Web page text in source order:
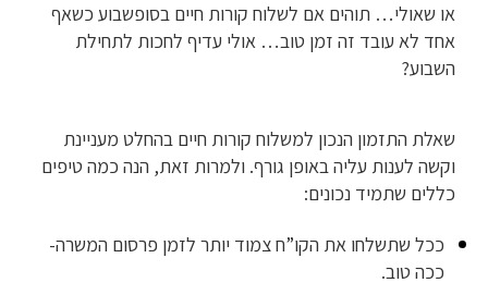
או שאולי… תוהים אם לשלוח קורות חיים בסופשבוע כשאף
אחד לא עובד זה זמן טוב… אולי עדיף לחכות לתחילת
השבוע?
שאלת התזמון הנכון למשלוח קורות חיים בהחלט מעניינת
וקשה לענות עליה באופן גורף. ולמרות זאת, הנה כמה טיפים
כללים שתמיד נכונים:
ככל שתשלחו את הקו”ח צמוד יותר לזמן פרסום המשרה-
ככה טוב.